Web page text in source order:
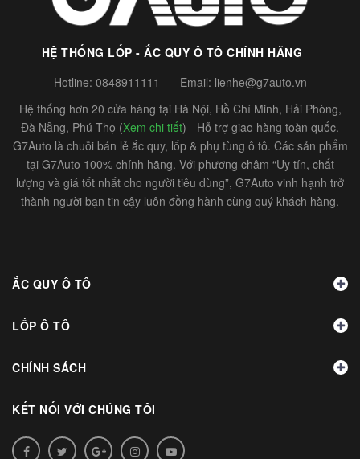
HỆ THỐNG LỐP - ẮC QUY Ô TÔ CHÍNH HÃNG
Hotline: 0848911111 - Email: lienhe@g7auto.vn
Hệ thống hơn 20 cửa hàng tại Hà Nội, Hồ Chí Minh, Hải Phòng,
Đà Nẵng, Phú Thọ (Xem chi tiết) - Hỗ trợ giao hàng toàn quốc.
G7Auto là chuỗi bán lẻ ắc quy, lốp & phụ tùng ô tô. Các sản phẩm
tại G7Auto 100% chính hãng. Với phương châm “Uy tín, chất
lượng và giá tốt nhất cho người tiêu dùng”, G7Auto vinh hạnh trở
thành người bạn tin cậy luôn đồng hành cùng quý khách hàng.
ẮC QUY Ô TÔ
LỐP Ô TÔ
CHÍNH SÁCH
KẾT NỐI VỚI CHÚNG TÔI